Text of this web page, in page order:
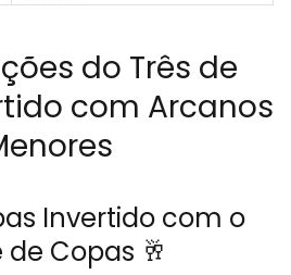
do Três de
com Arcanos
Invertido com o
Copas 🥂